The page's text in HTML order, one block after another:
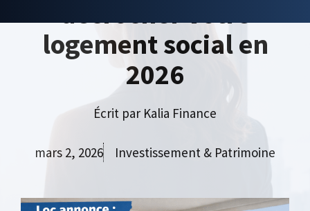
décrocher votre
logement social en
2026
Écrit par Kalia Finance
mars 2, 2026 Investissement & Patrimoine